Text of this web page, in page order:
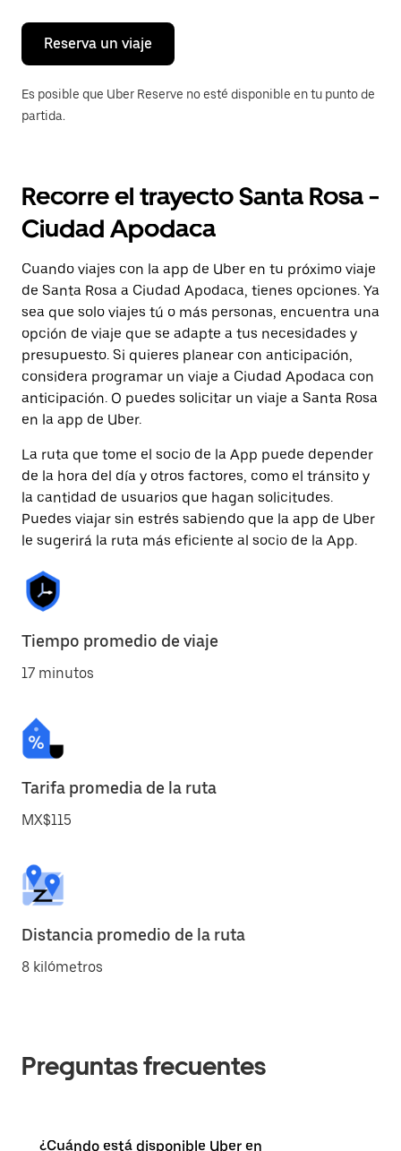
calendario.
Reserva un viaje
Es posible que Uber Reserve no esté disponible en tu punto de
partida.
Recorre el trayecto Santa Rosa -
Ciudad Apodaca
Cuando viajes con la app de Uber en tu próximo viaje
de Santa Rosa a Ciudad Apodaca, tienes opciones. Ya
sea que solo viajes tú o más personas, encuentra una
opción de viaje que se adapte a tus necesidades y
presupuesto. Si quieres planear con anticipación,
considera programar un viaje a Ciudad Apodaca con
anticipación. O puedes solicitar un viaje a Santa Rosa
en la app de Uber.
La ruta que tome el socio de la App puede depender
de la hora del día y otros factores, como el tránsito y
la cantidad de usuarios que hagan solicitudes.
Puedes viajar sin estrés sabiendo que la app de Uber
le sugerirá la ruta más eficiente al socio de la App.
Tiempo promedio de viaje
17 minutos
Tarifa promedia de la ruta
MX$115
Distancia promedio de la ruta
8 kilómetros
Preguntas frecuentes
¿Cuándo está disponible Uber en